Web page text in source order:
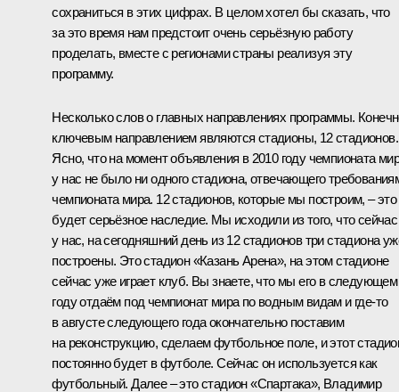
сохраниться в этих цифрах. В целом хотел бы сказать, что
за это время нам предстоит очень серьёзную работу
проделать, вместе с регионами страны реализуя эту
программу.
Несколько слов о главных направлениях программы.
ключевым направлением являются стадионы, 12 стадионов.
Ясно, что на момент объявления в 2010 году чемпионата
у нас не было ни одного стадиона, отвечающего
чемпионата мира. 12 стадионов, которые мы построим, – это
будет серьёзное наследие. Мы исходили из того, что сейчас
у нас, на сегодняшний день из 12 стадионов три стадиона
построены. Это стадион «Казань Арена», на этом стадионе
сейчас уже играет клуб. Вы знаете, что мы его в следующем
году отдаём под чемпионат мира по водным видам и где‑то
в августе следующего года окончательно поставим
на реконструкцию, сделаем футбольное поле, и этот
постоянно будет в футболе. Сейчас он используется как
футбольный. Далее – это стадион «Спартака», Владимир